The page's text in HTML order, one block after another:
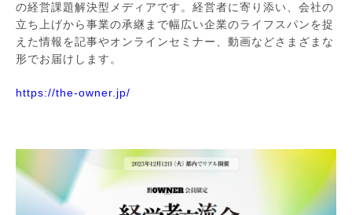
の経営課題解決型メディアです。経営者に寄り添い、会社の
立ち上げから事業の承継まで幅広い企業のライフスパンを捉
えた情報を記事やオンラインセミナー、動画などさまざまな
形でお届けします。
https://the-owner.jp/